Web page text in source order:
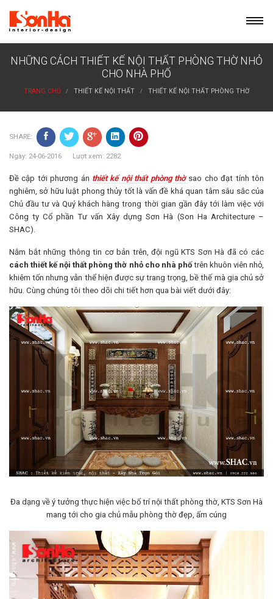
content
NHỮNG CÁCH THIẾT KẾ NỘI THẤT PHÒNG THỜ NHỎ
CHO NHÀ PHỐ
TRANG CHỦ THIẾT KẾ NỘI THẤT THIẾT KẾ NỘI THẤT PHÒNG THỜ
SHARE:
Ngày: 24-06-2016 Lượt xem: 2282
Đề cập tới phương án thiết kế nội thất phòng thờ sao cho đạt tính tôn
nghiêm, sở hữu luật phong thủy tốt là vấn đề khá quan tâm sâu sắc của
Chủ đầu tư và Quý khách hàng trong thời gian gần đây tới làm việc với
Công ty Cổ phần Tư vấn Xây dựng Sơn Hà (Son Ha Architecture –
SHAC).
Nắm bắt những thông tin cơ bản trên, đội ngũ KTS Sơn Hà đã có các
cách thiết kế nội thất phòng thờ nhỏ cho nhà phốtrên khuôn viên nhỏ,
khiêm tốn nhưng vẫn thể hiện được sự trang trọng, bề thế mà gia chủ sở
hữu. Cùng chúng tôi theo dõi chi tiết hơn qua bài viết dưới đây:
Đa dạng về ý tưởng thực hiện việc bố trí nội thất phòng thờ, KTS Sơn Hà
mang tới cho gia chủ mẫu phòng thờ đẹp, ấm cúng